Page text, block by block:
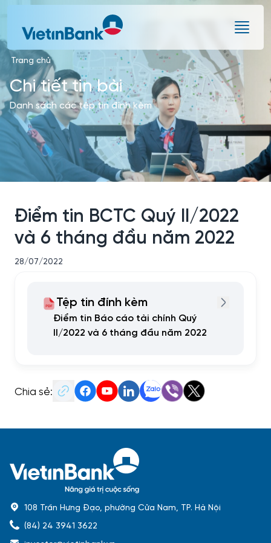
Trang chủ
Chi tiết tin bài
Danh sách các tệp tin đính kèm
Điểm tin BCTC Quý II/2022
và 6 tháng đầu năm 2022
28/07/2022
Tệp tin đính kèm
Điểm tin Báo cáo tài chính Quý
II/2022 và 6 tháng đầu năm 2022
Chia sẻ:
108 Trần Hưng Đạo, phường Cửa Nam, TP. Hà Nội
(84) 24 3941 3622